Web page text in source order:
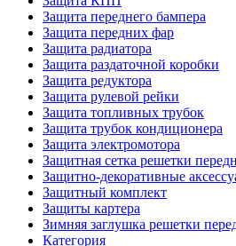
Защита переднего бампера
Защита передних фар
Защита радиатора
Защита раздаточной коробки
Защита редуктора
Защита рулевой рейки
Защита топливных трубок
Защита трубок кондиционера
Защита электромотора
Защитная сетка решетки
Защитно-декоративные
Защитный комплект
Защиты картера
Зимняя заглушка решетки
Категория